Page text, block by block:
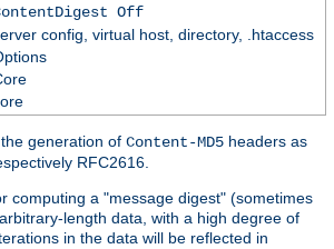
Off
config, virtual host, directory, .htaccess
generation of Content-MD5 headers as
RFC2616.
computing a "message digest" (sometimes
length data, with a high degree of
in the data will be reflected in